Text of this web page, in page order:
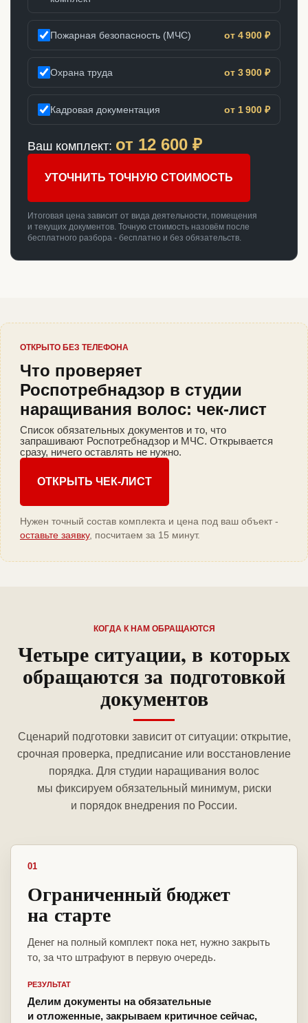
Пожарная безопасность (МЧС) от 4 900 ₽
Охрана труда от 3 900 ₽
Кадровая документация от 1 900 ₽
Ваш комплект: от 12 600 ₽
УТОЧНИТЬ ТОЧНУЮ СТОИМОСТЬ
Итоговая цена зависит от вида деятельности, помещения
и текущих документов. Точную стоимость назовём после
бесплатного разбора - бесплатно и без обязательств.
ОТКРЫТО БЕЗ ТЕЛЕФОНА
Что проверяет
Роспотребнадзор в студии
наращивания волос: чек-лист
Список обязательных документов и то, что
запрашивают Роспотребнадзор и МЧС. Открывается
сразу, ничего оставлять не нужно.
ОТКРЫТЬ ЧЕК-ЛИСТ
Нужен точный состав комплекта и цена под ваш объект -
оставьте заявку, посчитаем за 15 минут.
КОГДА К НАМ ОБРАЩАЮТСЯ
Четыре ситуации, в которых
обращаются за подготовкой
документов
Сценарий подготовки зависит от ситуации: открытие,
срочная проверка, предписание или восстановление
порядка. Для студии наращивания волос
мы фиксируем обязательный минимум, риски
и порядок внедрения по России.
01
Ограниченный бюджет
на старте
Денег на полный комплект пока нет, нужно закрыть
то, за что штрафуют в первую очередь.
РЕЗУЛЬТАТ
Делим документы на обязательные
и отложенные, закрываем критичное сейчас,